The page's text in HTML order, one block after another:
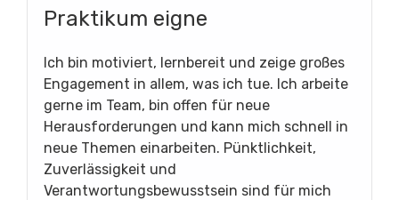
Praktikum eigne
Ich bin motiviert, lernbereit und zeige großes
Engagement in allem, was ich tue. Ich arbeite
gerne im Team, bin offen für neue
Herausforderungen und kann mich schnell in
neue Themen einarbeiten. Pünktlichkeit,
Zuverlässigkeit und
Verantwortungsbewusstsein sind für mich